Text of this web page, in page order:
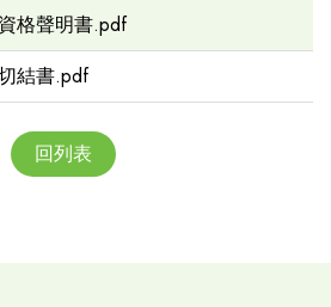
格聲明書.pdf
結書.pdf
回列表